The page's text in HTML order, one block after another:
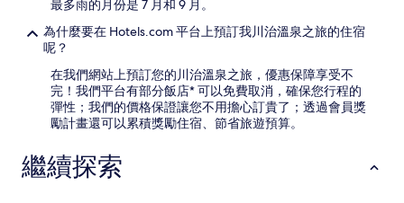
最多雨的月份是 7 月和 9 月。
為什麼要在 Hotels.com 平台上預訂我川治溫泉之旅的住宿
呢？
在我們網站上預訂您的川治溫泉之旅，優惠保障享受不
完！我們平台有部分飯店* 可以免費取消，確保您行程的
彈性；我們的價格保證讓您不用擔心訂貴了；透過會員獎
勵計畫還可以累積獎勵住宿、節省旅遊預算。
繼續探索